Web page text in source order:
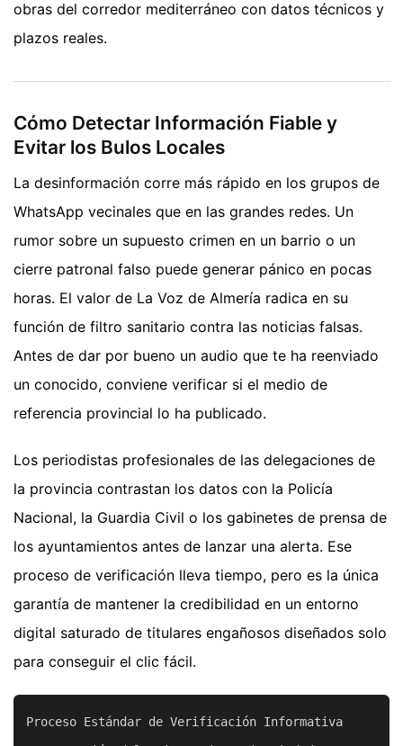
obras del corredor mediterráneo con datos técnicos y
plazos reales.
Cómo Detectar Información Fiable y
Evitar los Bulos Locales
La desinformación corre más rápido en los grupos de
WhatsApp vecinales que en las grandes redes. Un
rumor sobre un supuesto crimen en un barrio o un
cierre patronal falso puede generar pánico en pocas
horas. El valor de La Voz de Almería radica en su
función de filtro sanitario contra las noticias falsas.
Antes de dar por bueno un audio que te ha reenviado
un conocido, conviene verificar si el medio de
referencia provincial lo ha publicado.
Los periodistas profesionales de las delegaciones de
la provincia contrastan los datos con la Policía
Nacional, la Guardia Civil o los gabinetes de prensa de
los ayuntamientos antes de lanzar una alerta. Ese
proceso de verificación lleva tiempo, pero es la única
garantía de mantener la credibilidad en un entorno
digital saturado de titulares engañosos diseñados solo
para conseguir el clic fácil.
Proceso Estándar de Verificación Informativa